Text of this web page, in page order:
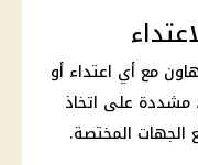
مع أي اعتداء أو
مشددة على اتخاذ
الجهات المختصة.